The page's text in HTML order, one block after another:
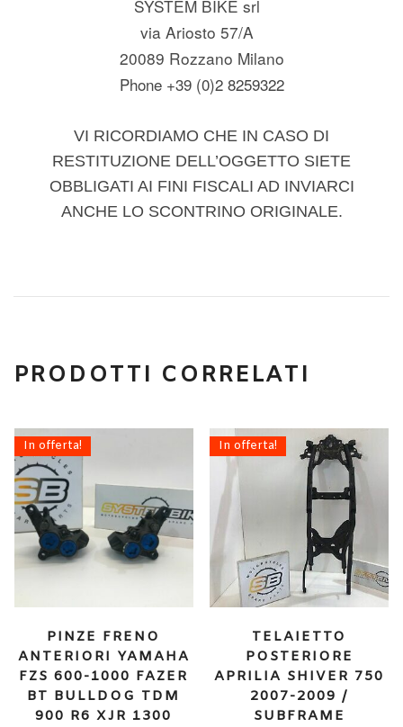
SYSTEM BIKE srl
via Ariosto 57/A
20089 Rozzano Milano
Phone +39 (0)2 8259322
VI RICORDIAMO CHE IN CASO DI
RESTITUZIONE DELL’OGGETTO SIETE
OBBLIGATI AI FINI FISCALI AD INVIARCI
ANCHE LO SCONTRINO ORIGINALE.
PRODOTTI CORRELATI
In offerta!
PINZE FRENO
ANTERIORI YAMAHA
FZS 600-1000 FAZER
BT BULLDOG TDM
900 R6 XJR 1300
In offerta!
TELAIETTO
POSTERIORE
APRILIA SHIVER 750
2007-2009 /
SUBFRAME